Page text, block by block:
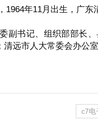
1964年11月出生，广
副书记、组织部部长
清远市人大常委会办公
c7电